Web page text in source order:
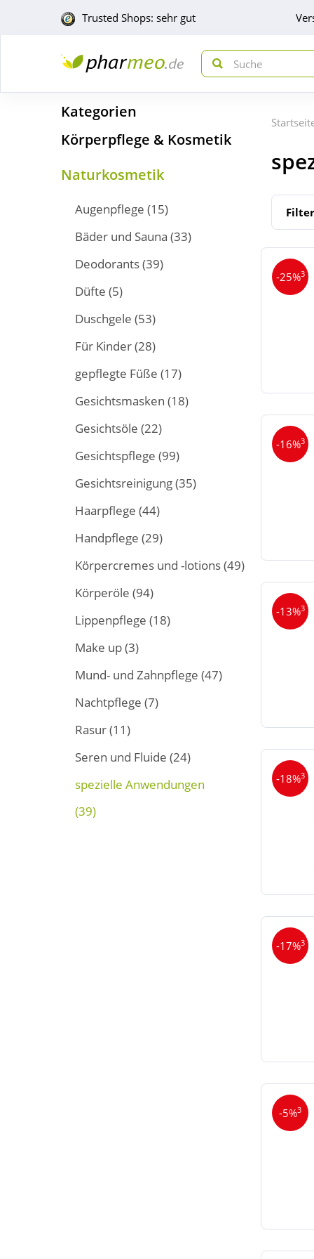
Trusted Shops: sehr gut
Kategorien
Körperpflege & Kosmetik
Naturkosmetik
Augenpflege (15)
Bäder und Sauna (33)
Deodorants(39)
Düfte (5)
Duschgele (53)
Für Kinder(28)
gepflegte Füße (17)
Gesichtsmasken (18)
Gesichtsöle (22)
Gesichtspflege (99)
Gesichtsreinigung(35)
Haarpflege (44)
Handpflege (29)
Körpercremes und -lotions(49)
Körperöle (94)
Lippenpflege (18)
Make up(3)
Mund- und Zahnpflege (47)
Nachtpflege (7)
Rasur(11)
Seren und Fluide (24)
spezielle Anwendungen
(39)
-25%3
-16%3
-13%3
-18%3
-17%3
-5%3